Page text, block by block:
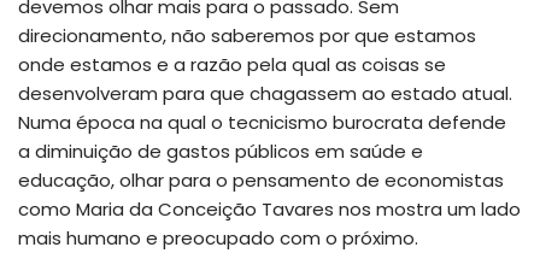
devemos olhar mais para o passado. Sem
direcionamento, não saberemos por que estamos
onde estamos e a razão pela qual as coisas se
desenvolveram para que chagassem ao estado atual.
Numa época na qual o tecnicismo burocrata defende
a diminuição de gastos públicos em saúde e
educação, olhar para o pensamento de economistas
como Maria da Conceição Tavares nos mostra um lado
mais humano e preocupado com o próximo.